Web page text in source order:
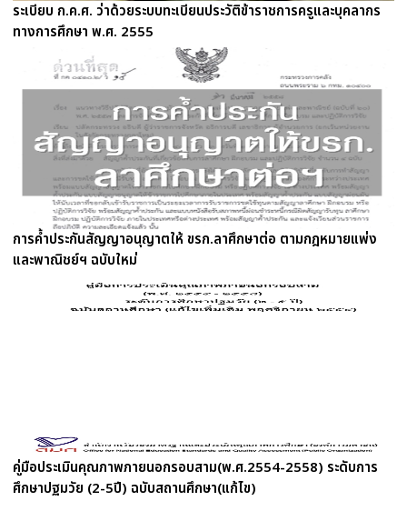
ระเบียบ ก.ค.ศ. ว่าด้วยระบบทะเบียนประวัติข้าราชการครูและบุคลากร
ทางการศึกษา พ.ศ. 2555
การค้ำประกันสัญญาอนุญาตให้ ขรก.ลาศึกษาต่อ ตามกฎหมายแพ่ง
และพาณิชย์ฯ ฉบับใหม่
คู่มือประเมินคุณภาพภายนอกรอบสาม(พ.ศ.2554-2558) ระดับการ
ศึกษาปฐมวัย (2-5ปี) ฉบับสถานศึกษา(แก้ไข)